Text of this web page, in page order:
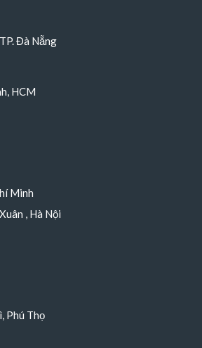
Đà Nẵng
HCM
Minh
, Hà Nội
Phú Thọ